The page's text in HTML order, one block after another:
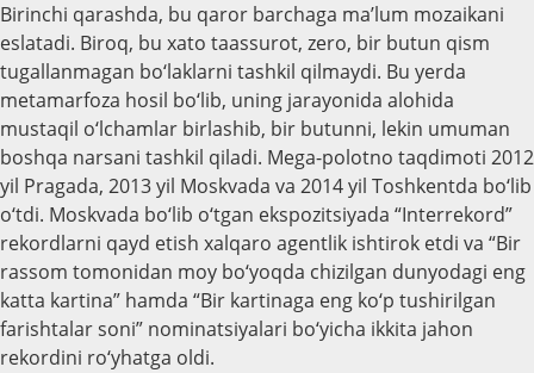
Birinchi qarashda, bu qaror barchaga ma’lum mozaikani
eslatadi. Biroq, bu xato taassurot, zero, bir butun qism
tugallanmagan bo‘laklarni tashkil qilmaydi. Bu yerda
metamarfoza hosil bo‘lib, uning jarayonida alohida
mustaqil o‘lchamlar birlashib, bir butunni, lekin umuman
boshqa narsani tashkil qiladi. Mega-polotno taqdimoti 2012
yil Pragada, 2013 yil Moskvada va 2014 yil Toshkentda bo‘lib
o‘tdi. Moskvada bo‘lib o‘tgan ekspozitsiyada “Interrekord”
rekordlarni qayd etish xalqaro agentlik ishtirok etdi va “Bir
rassom tomonidan moy bo‘yoqda chizilgan dunyodagi eng
katta kartina” hamda “Bir kartinaga eng ko‘p tushirilgan
farishtalar soni” nominatsiyalari bo‘yicha ikkita jahon
rekordini ro‘yhatga oldi.